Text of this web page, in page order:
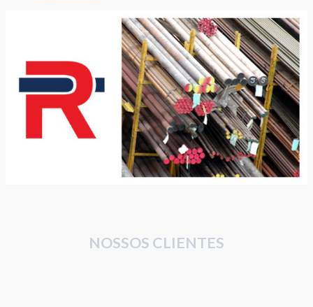
NOSSOS CLIENTES